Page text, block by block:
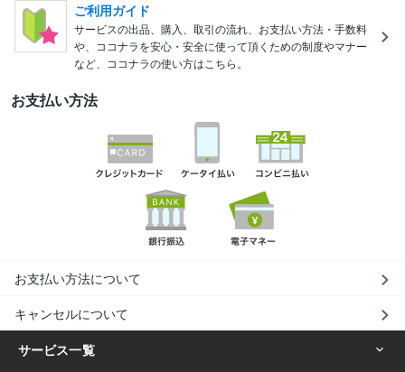
ご利用ガイド
サービスの出品、購入、取引の流れ、お支払い方法・手数料
や、ココナラを安心・安全に使って頂くための制度やマナー
など、ココナラの使い方はこちら。
お支払い方法
お支払い方法について
キャンセルについて